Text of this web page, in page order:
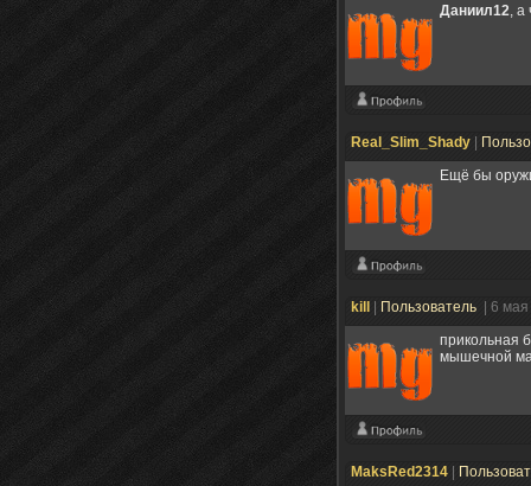
Даниил12, а
Real_Slim_Shady
Ещё бы
kill Пользователь
| 6
прикольная
мышечной
MaksRed2314